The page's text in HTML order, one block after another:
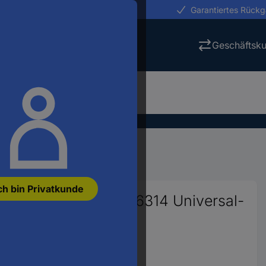
bin Privatkunde
Garantiertes
Grey cover 6016314 Universal-